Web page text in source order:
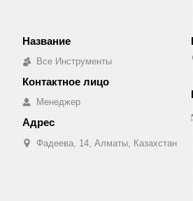
Все Инструменты
Менеджер
Фадеева, 14, Алматы, Казахстан